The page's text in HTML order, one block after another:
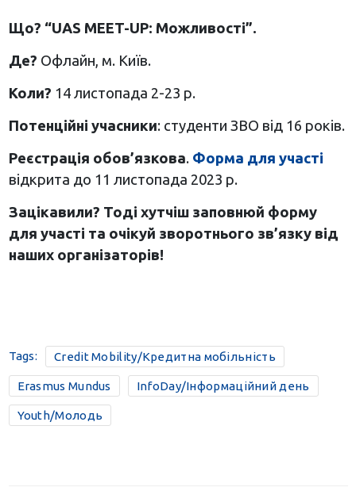
Що? “UAS MEET-UP: Можливості”.
Де? Офлайн, м. Київ.
Коли? 14 листопада 2-23 р.
Потенційні учасники: студенти ЗВО від 16 років.
Реєстрація обов’язкова. Форма для участі
відкрита до 11 листопада 2023 р.
Зацікавили? Тоді хутчіш заповнюй форму
для участі та очікуй зворотнього зв’язку від
наших організаторів!
Tags: Credit Mobility/Кредитна мобільність
Erasmus Mundus InfoDay/Інформаційний день
Youth/Молодь